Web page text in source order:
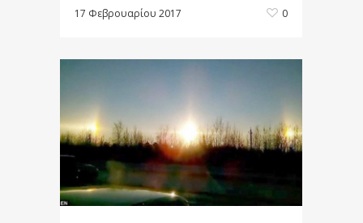
17 Φεβρουαρίου 2017 0